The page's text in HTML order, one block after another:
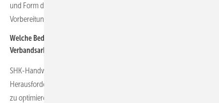
und Form der Veranstaltung. Und das kann man dann bei der
Vorbereitung der nächsten Sitzung als Richtlinie nutzen.
Welche Bedeutung messen Sie der ERFA Arbeit und der
Verbandsarbeit im Allgemeinen in der SHK-Branche bei?
SHK-Handwerker stehen in den nächsten Jahren vor der
Herausforderung, ihre Prozesse zu durchdenken, zu digitalisieren,
zu optimieren, zu stabilisieren. Nicht Fachkenntnisse oder